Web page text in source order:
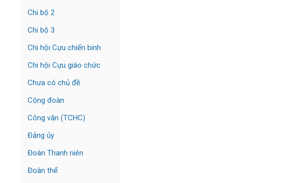
Chi bộ 2
Chi bộ 3
Chi hội Cựu chiến binh
Chi hội Cựu giáo chức
Chưa có chủ đề
Công đoàn
Công văn (TCHC)
Đảng ủy
Đoàn Thanh niên
Đoàn thể